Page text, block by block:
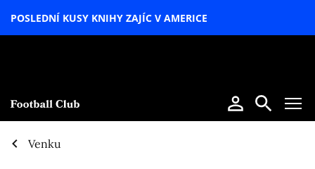
POSLEDNÍ KUSY KNIHY ZAJÍC V AMERICE
Venku